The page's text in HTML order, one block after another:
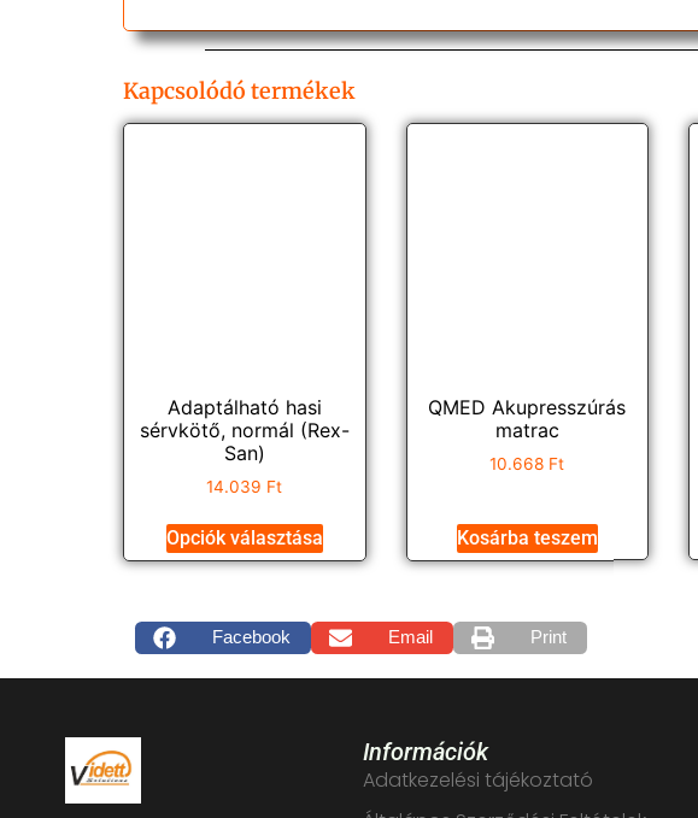
Kapcsolódó termékek
Adaptálható hasi
sérvkötő, normál (Rex-
San)
14.039 Ft
Opciók választása
QMED Akupresszúrás
matrac
10.668 Ft
Kosárba teszem
Facebook Email Print
Információk
Adatkezelési tájékoztató